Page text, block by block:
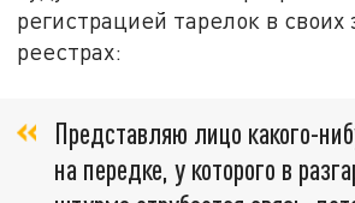
регистрацией тарелок в своих
реестрах:
Представляю лицо какого-
на передке, у которого в